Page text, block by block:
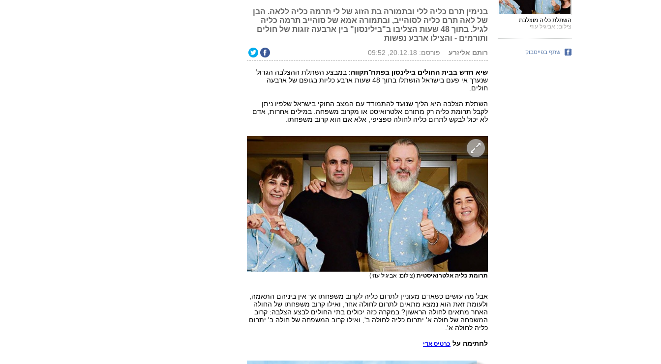
בנימין תרם כליה ללי ובתמורה בת הזוג של לי תרמה כליה ללאה. הבן
של לאה תרם כליה לסוהייב, ובתמורה אמא של סוהייב תרמה כליה
לגיל. בתוך 48 שעות הצליבו ב"בילינסון" בין ארבעה זוגות של חולים
ותורמים - והצילו ארבע נפשות
רותם אליזרע פורסם: 20.12.18, 09:52
שיא חדש בבית החולים בילינסון בפתח־תקווה: במבצע השתלת ההצלבה הגדול
שנערך אי פעם בישראל הושתלו בתוך 48 שעות ארבע כליות בגופם של ארבעה
חולים.
השתלת הצלבה היא הליך שנועד להתמודד עם המצב החוקי בישראל שלפיו ניתן
לקבל תרומת כליה רק מתורם אלטרואיסט או מקרוב משפחה. במילים אחרות, אדם
לא יכול לבקש לתרום כליה לחולה ספציפי, אלא אם הוא קרוב משפחתו.
תרומת כליה אלטרואיסטית (צילום: אביגיל עוזי)
אבל מה עושים כשאדם מעוניין לתרום כליה לקרוב משפחתו אך אין ביניהם התאמה,
ולעומת זאת הוא נמצא מתאים לתרום לחולה אחר, ואילו קרוב משפחתו של החולה
האחר מתאים לחולה הראשון? במקרה כזה יכולים בתי החולים לבצע הצלבה: קרוב
המשפחה של חולה א' יתרום כליה לחולה ב', ואילו קרוב המשפחה של חולה ב' יתרום
כליה לחולה א'.
לחתימה על כרטיס אדי
השתלת כליה מוצלבת
צילום: אביגיל עוזי
שתף בפייסבוק